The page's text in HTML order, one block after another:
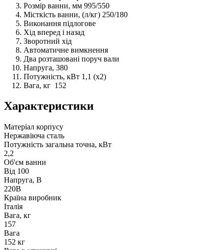
Розмір ванни, мм 995/550
Місткість ванни, (л/кг) 250/180
Виконання підлогове
Хід вперед і назад
Зворотний хід
Автоматичне вимкнення
Два розташовані поруч вали
Напруга, 380
Потужність, кВт 1,1 (х2)
Вага, кг 152
Характеристики
Матеріал корпусу
Нержавіюча сталь
Потужність загальна точна, кВт
2,2
Об'єм ванни
Від 100
Напруга, В
220В
Країна виробник
Італія
Вага, кг
157
Вага
152 кг